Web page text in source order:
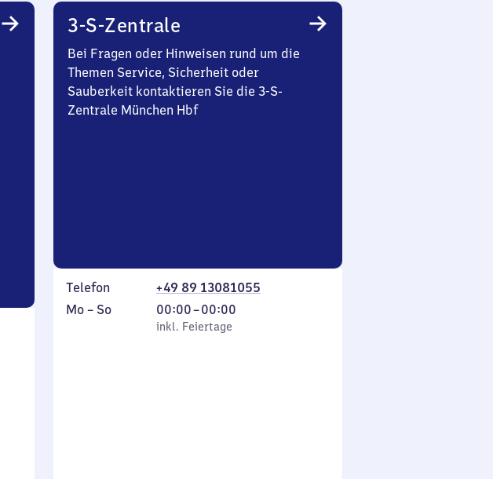
3-S-Zentrale
Bei Fragen oder Hinweisen rund um die
Themen Service, Sicherheit oder
Sauberkeit kontaktieren Sie die 3-S-
Zentrale München Hbf
Telefon
+49 89 13081055
Montag
Mo – So,
inkl. Feiertage
00:00–00:00
Von
0
inkl. Feiertage